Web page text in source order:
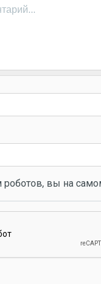
вы на